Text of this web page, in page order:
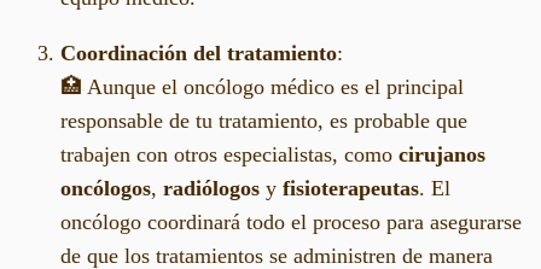
Coordinación del tratamiento:
🏥 Aunque el oncólogo médico es el principal
responsable de tu tratamiento, es probable que
trabajen con otros especialistas, como cirujanos
oncólogos, radiólogos y fisioterapeutas. El
oncólogo coordinará todo el proceso para asegurarse
de que los tratamientos se administren de manera